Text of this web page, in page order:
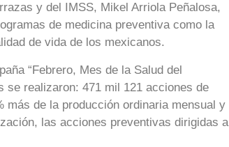
y del IMSS, Mikel Arriola Peñalosa,
de medicina preventiva como la
de vida de los mexicanos.
“Febrero, Mes de la Salud del
se realizaron: 471 mil 121 acciones de
más de la producción ordinaria mensual y
las acciones preventivas dirigidas a